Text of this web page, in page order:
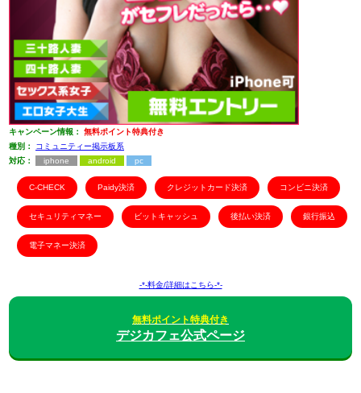
キャンペーン情報：
無料ポイント特典付き
種別：
コミュニティー掲示板系
対応：
iphone android pc
C-CHECK Paidy決済 クレジットカード決済 コンビニ決済
セキュリティマネー ビットキャッシュ 後払い決済 銀行振込
電子マネー決済
-*-料金/詳細はこちら-*-
無料ポイント特典付き
デジカフェ公式ページ